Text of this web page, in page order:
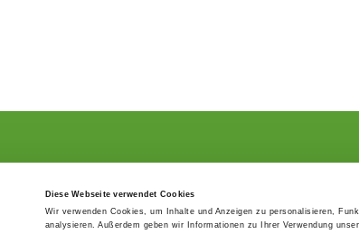
Diese Webseite verwendet Cookies
Wir verwenden Cookies, um Inhalte und Anzeigen zu personalisieren,
analysieren. Außerdem geben wir Informationen zu Ihrer Verwendung
about the breed
and upbringing
Structur
SV magazine